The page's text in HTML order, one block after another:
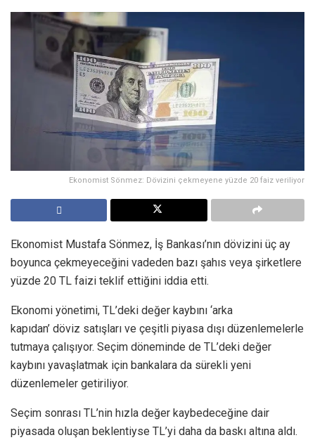
Ekonomist Sönmez: Dövizini çekmeyene yüzde 20 faiz veriliyor
Ekonomist Mustafa Sönmez, İş Bankası’nın dövizini üç ay
boyunca çekmeyeceğini vadeden bazı şahıs veya şirketlere
yüzde 20 TL faizi teklif ettiğini iddia etti.
Ekonomi yönetimi, TL’deki değer kaybını ‘arka
kapıdan’ döviz satışları ve çeşitli piyasa dışı düzenlemelerle
tutmaya çalışıyor. Seçim döneminde de TL’deki değer
kaybını yavaşlatmak için bankalara da sürekli yeni
düzenlemeler getiriliyor.
Seçim sonrası TL’nin hızla değer kaybedeceğine dair
piyasada oluşan beklentiyse TL’yi daha da baskı altına aldı.